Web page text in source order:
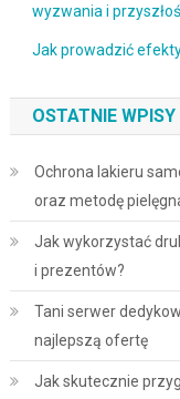
wyzwania i
Jak prowadzić
OSTATNIE WPISY
Ochrona lakieru
oraz metodę
Jak wykorzystać
i prezentów?
Tani serwer
najlepszą ofertę
Jak skutecznie